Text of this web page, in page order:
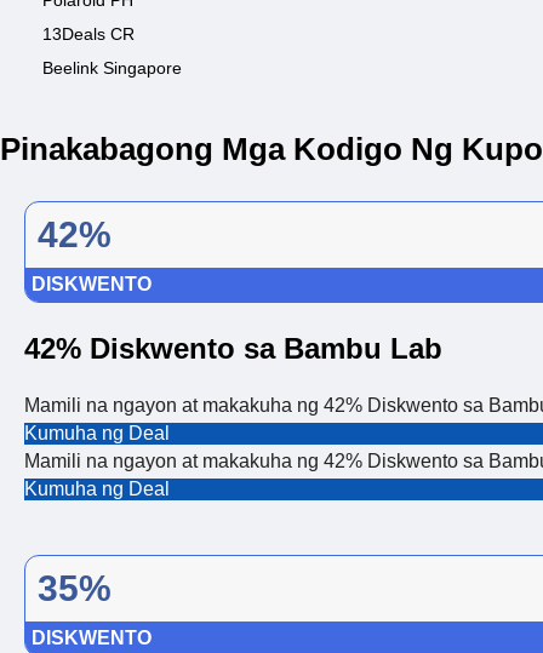
13Deals CR
Beelink Singapore
Pinakabagong Mga Kodigo Ng
42%
DISKWENTO
42% Diskwento sa Bambu Lab
Mamili na ngayon at makakuha ng 42% Diskwento sa
Kumuha ng Deal
Mamili na ngayon at makakuha ng 42% Diskwento sa
Kumuha ng Deal
35%
DISKWENTO